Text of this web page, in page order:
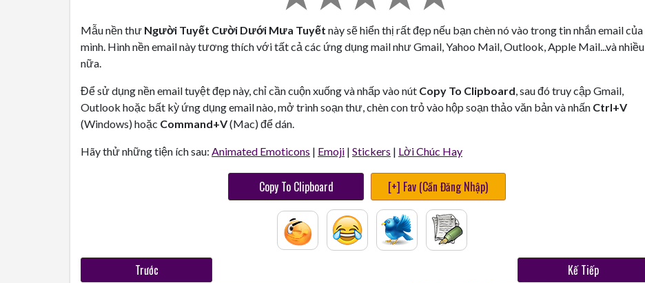
Mẫu nền thư Người Tuyết Cười Dưới Mưa Tuyết này sẽ hiển thị rất đẹp nếu bạn chèn nó vào trong tin nhắn email của
mình. Hình nền email này tương thích với tất cả các ứng dụng mail như Gmail, Yahoo Mail, Outlook, Apple Mail...và nhiều
nữa.
Để sử dụng nền email tuyệt đẹp này, chỉ cần cuộn xuống và nhấp vào nút Copy To Clipboard, sau đó truy cập Gmail,
Outlook hoặc bất kỳ ứng dụng email nào, mở trình soạn thư, chèn con trỏ vào hộp soạn thảo văn bản và nhấn Ctrl+V
(Windows) hoặc Command+V(Mac) để dán.
Hãy thử những tiện ích sau: Animated Emoticons | Emoji | Stickers | Lời Chúc Hay
Copy To Clipboard [+] Fav (Cần Đăng Nhập)
Trước Kế Tiếp